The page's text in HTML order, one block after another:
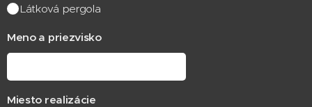
Látková pergola
Meno a priezvisko
Miesto realizácie